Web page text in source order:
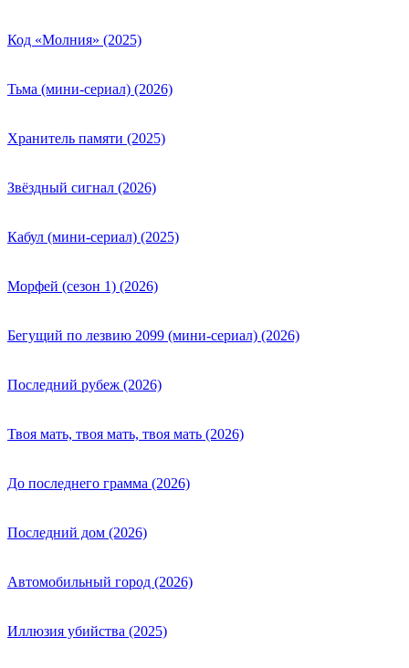
Код «Молния» (2025)
Тьма (мини-сериал) (2026)
Хранитель памяти (2025)
Звёздный сигнал (2026)
Кабул (мини-сериал) (2025)
Морфей (сезон 1) (2026)
Бегущий по лезвию 2099 (мини-сериал) (2026)
Последний рубеж (2026)
Твоя мать, твоя мать, твоя мать (2026)
До последнего грамма (2026)
Последний дом (2026)
Автомобильный город (2026)
Иллюзия убийства (2025)